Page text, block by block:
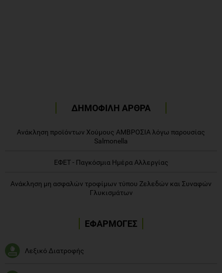
ΔΗΜΟΦΙΛΗ ΑΡΘΡΑ
Ανάκληση προϊόντων Χούμους ΑΜΒΡΟΣΙΑ λόγω παρουσίας
Salmonella
ΕΦΕΤ - Παγκόσμια Ημέρα Αλλεργίας
Ανάκληση μη ασφαλών τροφίμων τύπου Ζελεδών και Συναφών
Γλυκισμάτων
ΕΦΑΡΜΟΓΕΣ
Λεξικό Διατροφής